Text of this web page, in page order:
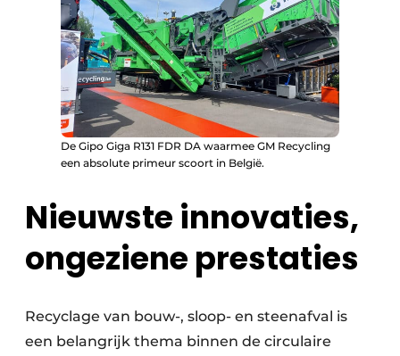
De Gipo Giga R131 FDR DA waarmee GM Recycling
een absolute primeur scoort in België.
Nieuwste innovaties,
ongeziene prestaties
Recyclage van bouw-, sloop- en steenafval is
een belangrijk thema binnen de circulaire